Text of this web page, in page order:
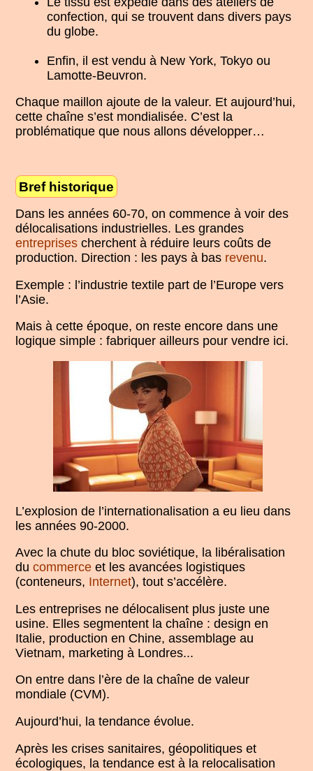
confection, qui se trouvent dans divers pays
du globe.
Enfin, il est vendu à New York, Tokyo ou
Lamotte-Beuvron.
Chaque maillon ajoute de la valeur. Et aujourd’hui,
cette chaîne s’est mondialisée. C’est la
problématique que nous allons développer…
Bref historique
Dans les années 60-70, on commence à voir des
délocalisations industrielles. Les grandes
entreprises cherchent à réduire leurs coûts de
production. Direction : les pays à bas revenu.
Exemple : l’industrie textile part de l’Europe vers
l’Asie.
Mais à cette époque, on reste encore dans une
logique simple : fabriquer ailleurs pour vendre ici.
L’explosion de l’internationalisation a eu lieu dans
les années 90-2000.
Avec la chute du bloc soviétique, la libéralisation
ducommerce et les avancées logistiques
(conteneurs, Internet), tout s’accélère.
Les entreprises ne délocalisent plus juste une
usine. Elles segmentent la chaîne : design en
Italie, production en Chine, assemblage au
Vietnam, marketing à Londres...
On entre dans l’ère de la chaîne de valeur
mondiale (CVM).
Aujourd’hui, la tendance évolue.
Après les crises sanitaires, géopolitiques et
écologiques, la tendance est à la relocalisation